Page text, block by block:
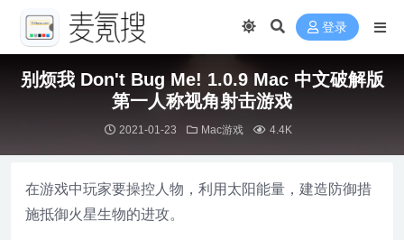
登录
别烦我 Don't Bug Me! 1.0.9 Mac 中文破解版
第一人称视角射击游戏
2021-01-23 Mac游戏 4.4K
在游戏中玩家要操控人物，利用太阳能量，建造防御措
施抵御火星生物的进攻。